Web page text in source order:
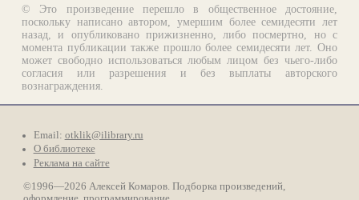
© Это произведение перешло в общественное достояние,
поскольку написано автором, умершим более семидесяти лет
назад, и опубликовано прижизненно, либо посмертно, но с
момента публикации также прошло более семидесяти лет. Оно
может свободно использоваться любым лицом без чьего-либо
согласия или разрешения и без выплаты авторского
вознаграждения.
Email: otklik@ilibrary.ru
О библиотеке
Реклама на сайте
©1996—2026 Алексей Комаров. Подборка произведений,